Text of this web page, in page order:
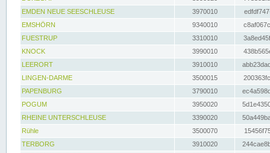
EMDEN NEUE SEESCHLEUSE
3970010
EMSHÖRN
9340010
FUESTRUP
3310010
KNOCK
3990010
LEERORT
3910010
LINGEN-DARME
3500015
PAPENBURG
3790010
POGUM
3950020
RHEINE UNTERSCHLEUSE
3390020
Rühle
3500070
TERBORG
3910020